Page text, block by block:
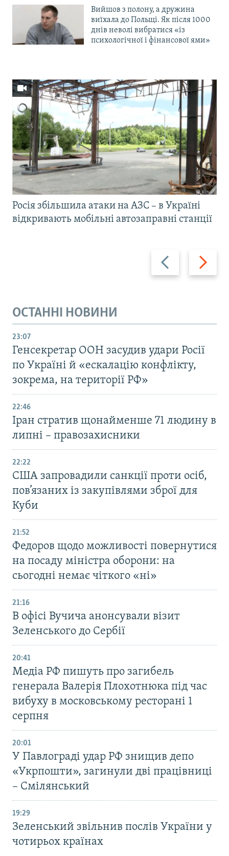
Вийшов з полону, а дружина
виїхала до Польщі. Як після 1000
днів неволі вибратися «із
психологічної і фінансової ями»
Назад Вперед
Росія збільшила атаки на АЗС – в Україні
відкривають мобільні автозаправні станції
ОСТАННІ НОВИНИ
23:07
Генсекретар ООН засудив удари Росії
по Україні й «ескалацію конфлікту,
зокрема, на території РФ»
22:46
Іран стратив щонайменше 71 людину в
липні – правозахисники
22:22
США запровадили санкції проти осіб,
пов’язаних із закупівлями зброї для
Куби
21:52
Федоров щодо можливості повернутися
на посаду міністра оборони: на
сьогодні немає чіткого «ні»
21:16
В офісі Вучича анонсували візит
Зеленського до Сербії
20:41
Медіа РФ пишуть про загибель
генерала Валерія Плохотнюка під час
вибуху в московському ресторані 1
серпня
20:01
У Павлограді удар РФ знищив депо
«Укрпошти», загинули дві працівниці
– Смілянський
19:29
Зеленський звільнив послів України у
чотирьох країнах